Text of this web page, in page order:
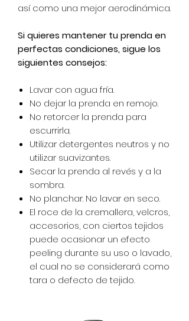
así como una mejor aerodinámica.
Si quieres mantener tu prenda en
perfectas condiciones, sigue los
siguientes consejos:
Lavar con agua fría.
No dejar la prenda en remojo.
No retorcer la prenda para
escurrirla.
Utilizar detergentes neutros y no
utilizar suavizantes.
Secar la prenda al revés y a la
sombra.
No planchar. No lavar en seco.
El roce de la cremallera, velcros,
accesorios, con ciertos tejidos
puede ocasionar un efecto
peeling durante su uso o lavado,
el cual no se considerará como
tara o defecto de tejido.